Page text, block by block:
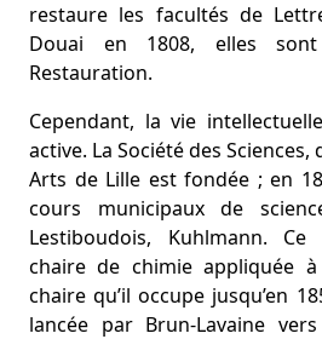
restaure les facultés de
Douai en 1808, elles
Restauration.
Cependant, la vie
active. La Société des Sciences,
Arts de Lille est fondée ; en
cours municipaux de
Lestiboudois, Kuhlmann.
chaire de chimie appliquée à
chaire qu’il occupe jusqu’en
lancée par Brun-Lavaine